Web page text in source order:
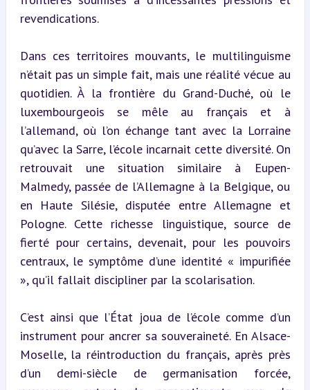
revendications.
Dans ces territoires mouvants, le multilinguisme
n’était pas un simple fait, mais une réalité vécue au
quotidien. À la frontière du Grand-Duché, où le
luxembourgeois se mêle au français et à
l’allemand, où l’on échange tant avec la Lorraine
qu’avec la Sarre, l’école incarnait cette diversité. On
retrouvait une situation similaire à Eupen-
Malmedy, passée de l’Allemagne à la Belgique, ou
en Haute Silésie, disputée entre Allemagne et
Pologne. Cette richesse linguistique, source de
fierté pour certains, devenait, pour les pouvoirs
centraux, le symptôme d’une identité « impurifiée
», qu’il fallait discipliner par la scolarisation.
C’est ainsi que l’État joua de l’école comme d’un
instrument pour ancrer sa souveraineté. En Alsace-
Moselle, la réintroduction du français, après près
d’un demi-siècle de germanisation forcée,